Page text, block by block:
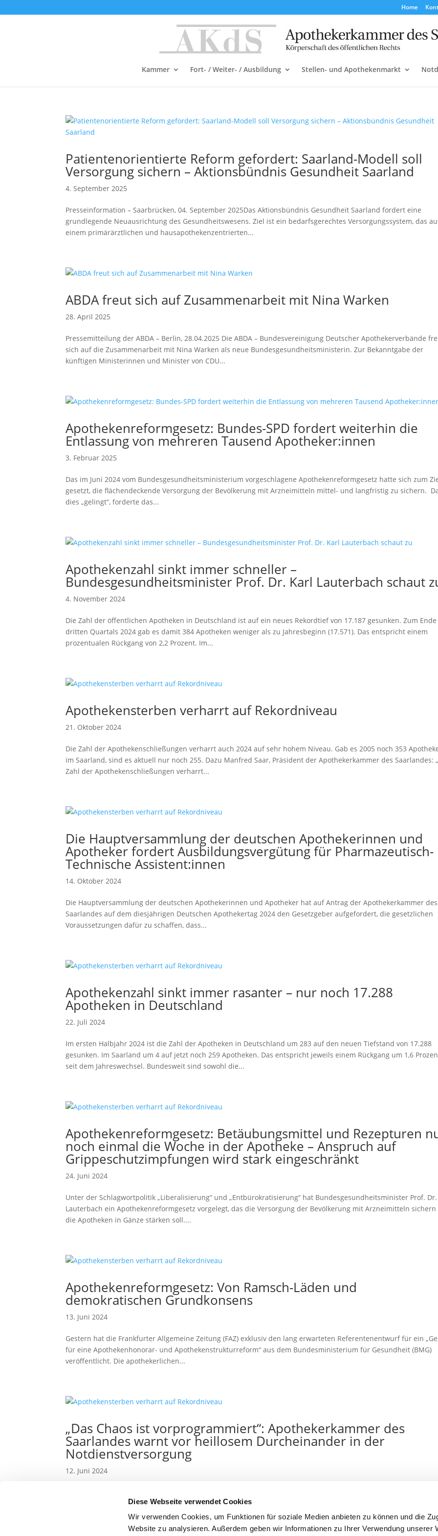
Diese Webseite verwendet Cookies
Wir verwenden Cookies, um Funktionen für soziale Medien anbieten zu können und die
Website zu analysieren. Außerdem geben wir Informationen zu Ihrer Verwendung unserer
Home
Kammer Fort- / Weiter- / Ausbildung Stellen- und Apothekenmarkt
Patientenorientierte Reform gefordert: Saarland-Modell soll
Versorgung sichern – Aktionsbündnis Gesundheit Saarland
4. September 2025
Presseinformation – Saarbrücken, 04. September 2025Das Aktionsbündnis Gesundheit Saarland fordert eine
grundlegende Neuausrichtung des Gesundheitswesens. Ziel ist ein bedarfsgerechtes Versorgungssystem, das
einem primärärztlichen und hausapothekenzentrierten...
ABDA freut sich auf Zusammenarbeit mit Nina Warken
28. April 2025
Pressemitteilung der ABDA – Berlin, 28.04.2025 Die ABDA – Bundesvereinigung Deutscher Apothekerverbände
sich auf die Zusammenarbeit mit Nina Warken als neue Bundesgesundheitsministerin. Zur Bekanntgabe der
künftigen Ministerinnen und Minister von CDU...
Apothekenreformgesetz: Bundes-SPD fordert weiterhin die
Entlassung von mehreren Tausend Apotheker:innen
3. Februar 2025
Das im Juni 2024 vom Bundesgesundheitsministerium vorgeschlagene Apothekenreformgesetz hatte sich zum
gesetzt, die flächendeckende Versorgung der Bevölkerung mit Arzneimitteln mittel- und langfristig zu sichern.
dies „gelingt“, forderte das...
Apothekenzahl sinkt immer schneller –
Bundesgesundheitsminister Prof. Dr. Karl Lauterbach schaut
4. November 2024
Die Zahl der öffentlichen Apotheken in Deutschland ist auf ein neues Rekordtief von 17.187 gesunken. Zum
dritten Quartals 2024 gab es damit 384 Apotheken weniger als zu Jahresbeginn (17.571). Das entspricht einem
prozentualen Rückgang von 2,2 Prozent. Im...
Apothekensterben verharrt auf Rekordniveau
21. Oktober 2024
Die Zahl der Apothekenschließungen verharrt auch 2024 auf sehr hohem Niveau. Gab es 2005 noch 353
im Saarland, sind es aktuell nur noch 255. Dazu Manfred Saar, Präsident der Apothekerkammer des Saarlandes:
Zahl der Apothekenschließungen verharrt...
Die Hauptversammlung der deutschen Apothekerinnen und
Apotheker fordert Ausbildungsvergütung für Pharmazeutisch-
Technische Assistent:innen
14. Oktober 2024
Die Hauptversammlung der deutschen Apothekerinnen und Apotheker hat auf Antrag der Apothekerkammer des
Saarlandes auf dem diesjährigen Deutschen Apothekertag 2024 den Gesetzgeber aufgefordert, die gesetzlichen
Voraussetzungen dafür zu schaffen, dass...
Apothekenzahl sinkt immer rasanter – nur noch 17.288
Apotheken in Deutschland
22. Juli 2024
Im ersten Halbjahr 2024 ist die Zahl der Apotheken in Deutschland um 283 auf den neuen Tiefstand von 17.288
gesunken. Im Saarland um 4 auf jetzt noch 259 Apotheken. Das entspricht jeweils einem Rückgang um 1,6
seit dem Jahreswechsel. Bundesweit sind sowohl die...
Apothekenreformgesetz: Betäubungsmittel und Rezepturen
noch einmal die Woche in der Apotheke – Anspruch auf
Grippeschutzimpfungen wird stark eingeschränkt
24. Juni 2024
Unter der Schlagwortpolitik „Liberalisierung“ und „Entbürokratisierung“ hat Bundesgesundheitsminister Prof.
Lauterbach ein Apothekenreformgesetz vorgelegt, das die Versorgung der Bevölkerung mit Arzneimitteln
die Apotheken in Gänze stärken soll....
Apothekenreformgesetz: Von Ramsch-Läden und
demokratischen Grundkonsens
13. Juni 2024
Gestern hat die Frankfurter Allgemeine Zeitung (FAZ) exklusiv den lang erwarteten Referentenentwurf für ein
für eine Apothekenhonorar- und Apothekenstrukturreform“ aus dem Bundesministerium für Gesundheit (BMG)
veröffentlicht. Die apothekerlichen...
„Das Chaos ist vorprogrammiert“: Apothekerkammer des
Saarlandes warnt vor heillosem Durcheinander in der
Notdienstversorgung
12. Juni 2024
für die Notdienstversorgung ab. Das Ministerium hat kürzlich einen Referentenentwurf vorgelegt, der unter
vorsieht, dass Apotheken in neuen...